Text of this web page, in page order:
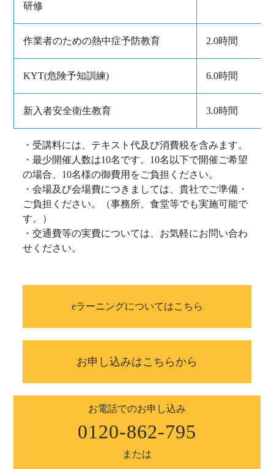
研修
作業者のための熱中症予防教育 2.0時間
KYT(危険予知訓練) 6.0時間
新入者安全衛生教育 3.0時間
・受講料には、テキスト代及び消費税を含みます。
・最少開催人数は10名です。10名以下で開催ご希望
の場合、10名様の御費用をご負担ください。
・会場及び会場費につきましては、貴社でご準備・
ご負担ください。（事務所、食堂等でも実施可能で
す。）
・交通費等の実費については、お気軽にお問い合わ
せください。
eラーニングについてはこちら
お申し込みはこちらから
お電話でのお申し込み
0120-862-795
または